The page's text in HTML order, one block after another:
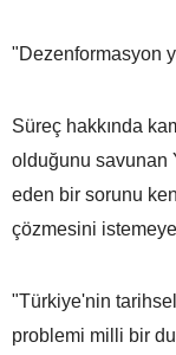
"Dezenformasyon
Süreç hakkında
olduğunu savunan
eden bir sorunu
çözmesini
"Türkiye'nin
problemi milli bir